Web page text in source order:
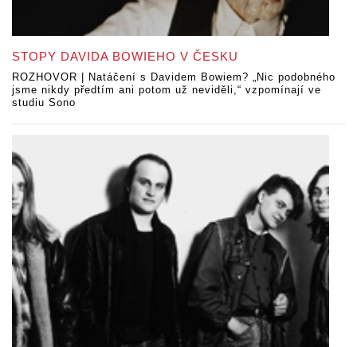
STOPY DAVIDA BOWIEHO V ČESKU
ROZHOVOR | Natáčení s Davidem Bowiem? „Nic podobného
jsme nikdy předtím ani potom už neviděli,“ vzpomínají ve
studiu Sono